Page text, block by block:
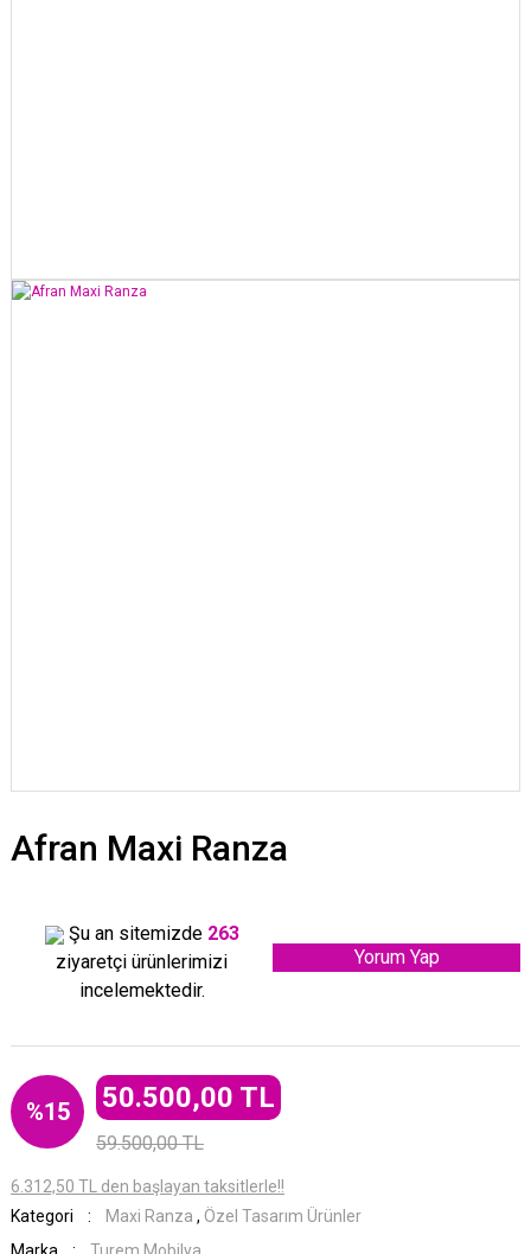
Afran Maxi Ranza
Şu an sitemizde 263
ziyaretçi ürünlerimizi
incelemektedir.
Yorum Yap
%15 50.500,00 TL
59.500,00 TL
6.312,50 TL den başlayan taksitlerle!!
Kategori
Maxi Ranza , Özel Tasarım Ürünler